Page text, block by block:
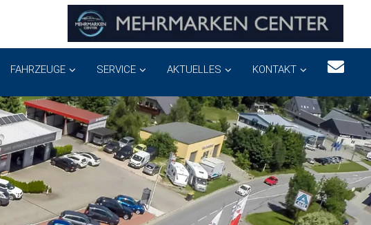
FAHRZEUGE SERVICE AKTUELLES KONTAKT